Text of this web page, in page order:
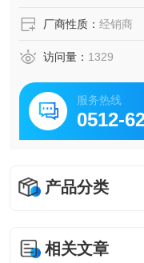
厂商性质： 经销商
访问量： 1329
服务热线
0512-
产品分类
相关文章